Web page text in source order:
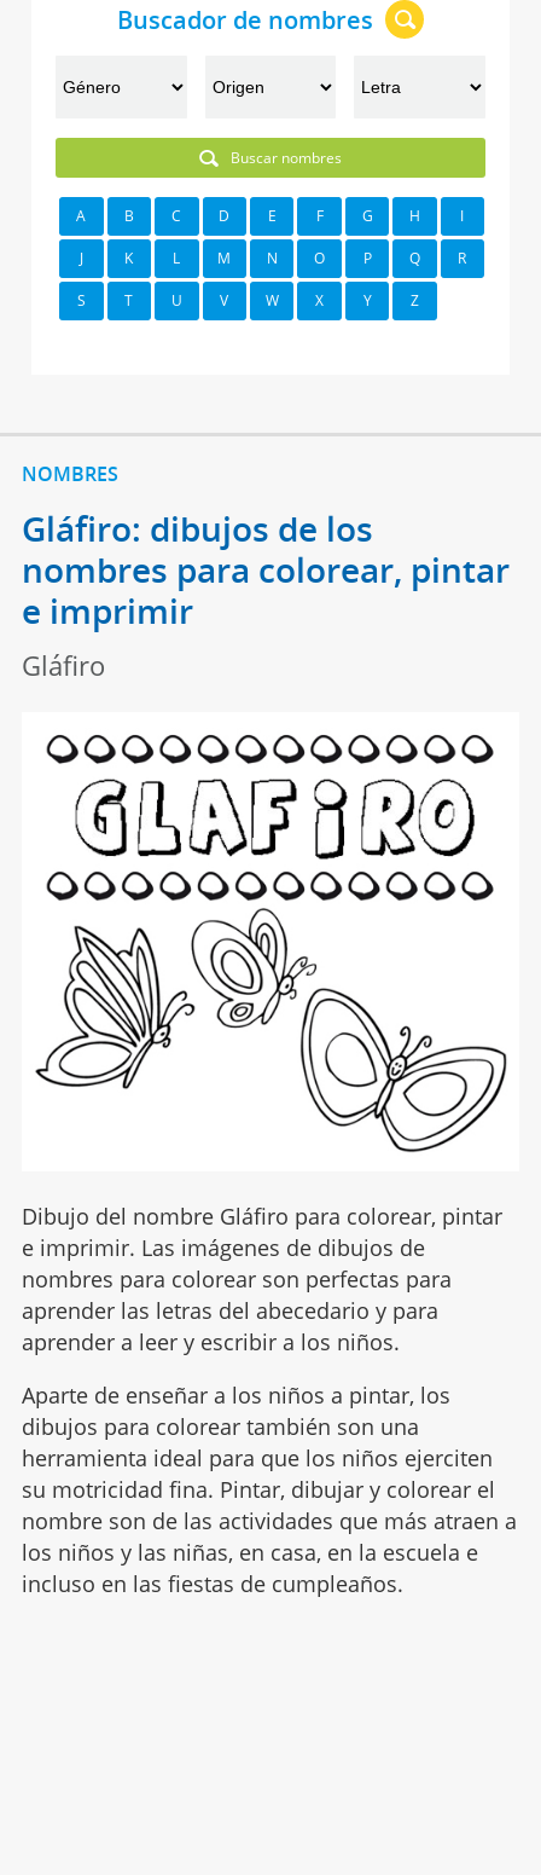
Buscador de nombres
Buscar nombres
A B C D E F G H I
J K L M N O P Q R
S T U V W X Y Z
NOMBRES
Gláfiro: dibujos de los
nombres para colorear, pintar
e imprimir
Gláfiro
Dibujo del nombre Gláfiro para colorear, pintar
e imprimir. Las imágenes de dibujos de
nombres para colorear son perfectas para
aprender las letras del abecedario y para
aprender a leer y escribir a los niños.
Aparte de enseñar a los niños a pintar, los
dibujos para colorear también son una
herramienta ideal para que los niños ejerciten
su motricidad fina. Pintar, dibujar y colorear el
nombre son de las actividades que más atraen a
los niños y las niñas, en casa, en la escuela e
incluso en las fiestas de cumpleaños.